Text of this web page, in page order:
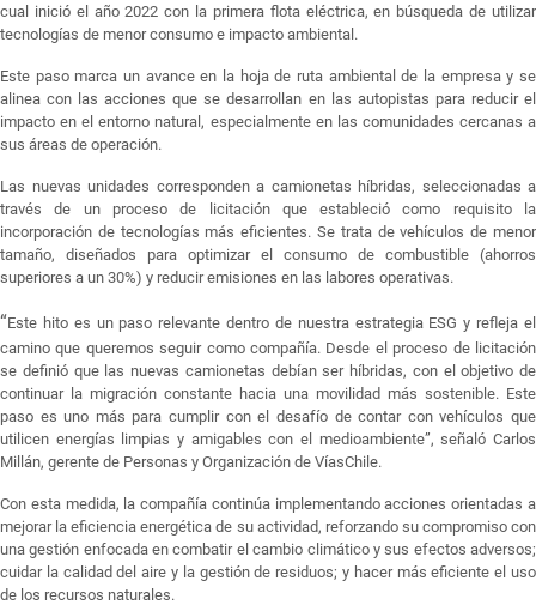
cual inició el año 2022 con la primera flota eléctrica, en búsqueda de utilizar
tecnologías de menor consumo e impacto ambiental.
Este paso marca un avance en la hoja de ruta ambiental de la empresa y se
alinea con las acciones que se desarrollan en las autopistas para reducir el
impacto en el entorno natural, especialmente en las comunidades cercanas a
sus áreas de operación.
Las nuevas unidades corresponden a camionetas híbridas, seleccionadas a
través de un proceso de licitación que estableció como requisito la
incorporación de tecnologías más eficientes. Se trata de vehículos de menor
tamaño, diseñados para optimizar el consumo de combustible (ahorros
superiores a un 30%) y reducir emisiones en las labores operativas.
“Este hito es un paso relevante dentro de nuestra estrategia ESG y refleja el
camino que queremos seguir como compañía. Desde el proceso de licitación
se definió que las nuevas camionetas debían ser híbridas, con el objetivo de
continuar la migración constante hacia una movilidad más sostenible. Este
paso es uno más para cumplir con el desafío de contar con vehículos que
utilicen energías limpias y amigables con el medioambiente”, señaló Carlos
Millán, gerente de Personas y Organización de VíasChile.
Con esta medida, la compañía continúa implementando acciones orientadas a
mejorar la eficiencia energética de su actividad, reforzando su compromiso con
una gestión enfocada en combatir el cambio climático y sus efectos adversos;
cuidar la calidad del aire y la gestión de residuos; y hacer más eficiente el uso
de los recursos naturales.